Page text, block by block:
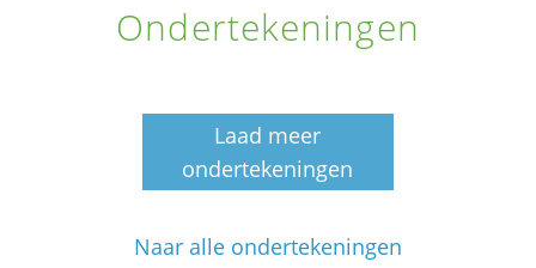
Ondertekeningen
Laad meer
ondertekeningen
Naar alle ondertekeningen